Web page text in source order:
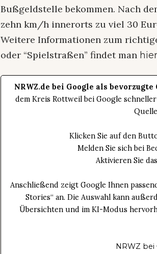
Bußgeldstelle bekommen. Nach
zehn km/h innerorts zu viel 30
Weitere Informationen zum
oder “Spielstraßen” findet man hier
NRWZ.de bei Google als
dem Kreis Rottweil bei Google
Klicken Sie auf den
Melden Sie sich bei
Aktivieren Sie
Anschließend zeigt Google Ihnen
Stories“ an. Die Auswahl kann
Übersichten und im KI-Modus
NRWZ